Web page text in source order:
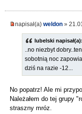
napisał(a) weldon »
lubelski napisał(a):
..no niezbyt
sobotnią noc
dziś na razie -12...
No popatrz! Ale mi
Należałem do tej grupy
straszny mróz.